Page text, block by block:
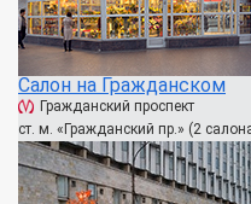
Салон на Гражданском
Гражданский проспект
ст. м. «Гражданский пр.» (2